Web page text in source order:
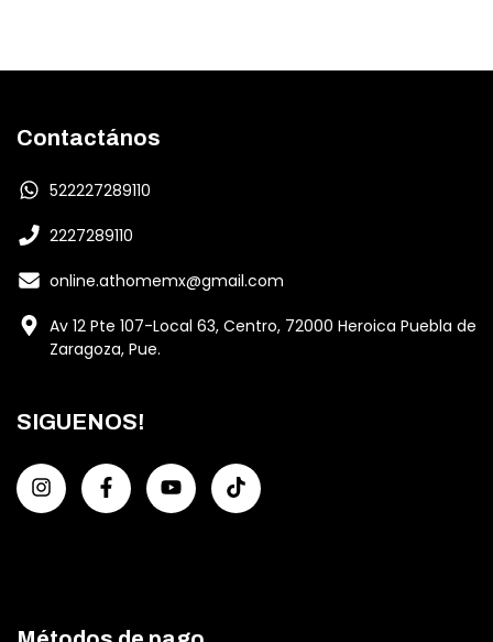
Contactános
522227289110
2227289110
online.athomemx@gmail.com
Av 12 Pte 107-Local 63, Centro, 72000 Heroica Puebla de
Zaragoza, Pue.
SIGUENOS!